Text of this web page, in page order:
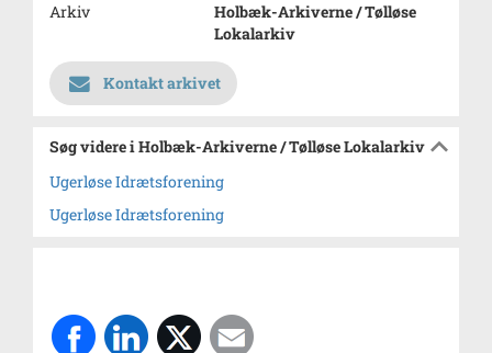
Arkiv
Holbæk-Arkiverne / Tølløse
Lokalarkiv
Kontakt arkivet
Søg videre i Holbæk-Arkiverne / Tølløse Lokalarkiv
Ugerløse Idrætsforening
Ugerløse Idrætsforening